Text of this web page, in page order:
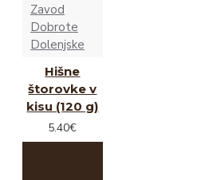
Zavod
Dobrote
Dolenjske
Hišne
štorovke v
kisu (120 g)
5.40€